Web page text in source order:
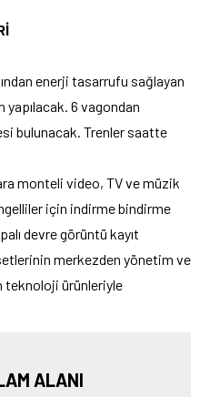
enerji tasarrufu sağlayan
6 vagondan
bulunacak. Trenler saatte
monteli video, TV ve müzik
için indirme bindirme
devre görüntü kayıt
merkezden yönetim ve
ürünleriyle
ALANI